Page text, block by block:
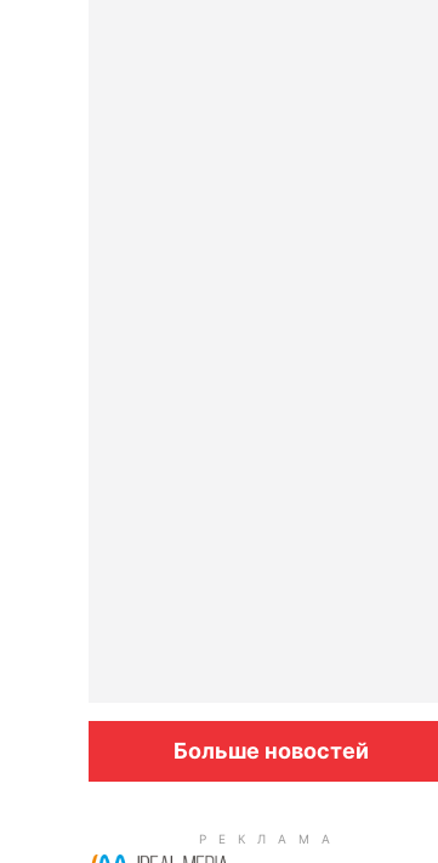
Больше новостей